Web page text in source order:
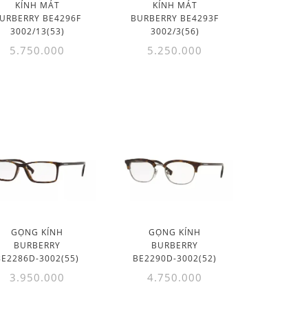
KÍNH MÁT
BE4296F
3002/13(53)
5.750.000
KÍNH MÁT
BURBERRY BE4293F
3002/3(56)
5.250.000
GỌNG KÍNH
BURBERRY
3002(55)
3.950.000
GỌNG KÍNH
BURBERRY
BE2290D-3002(52)
4.750.000